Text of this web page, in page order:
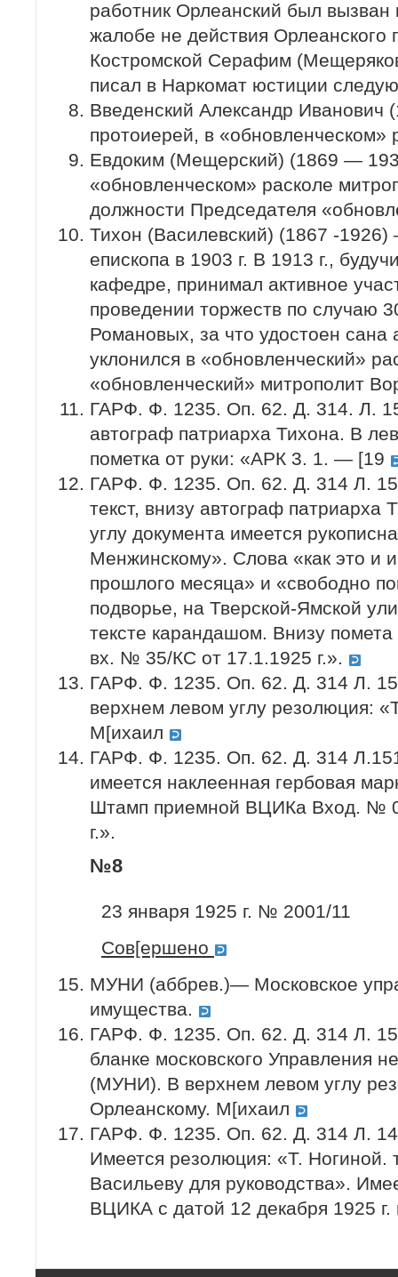
работник Орлеанский был вызван
жалобе не действия Орлеанского
Костромской Серафим
писал в Наркомат юстиции
Введенский Александр
протоиерей, в «обновленческом»
Евдоким (Мещерский) (1869 —
«обновленческом» расколе
должности Председателя
Тихон (Василевский) (1867 -
епископа в 1903 г. В 1913 г.,
кафедре, принимал активное
проведении торжеств по случаю
Романовых, за что удостоен сана
уклонился в «обновленческий»
«обновленческий» митрополит
ГАРФ. Ф. 1235. Оп. 62. Д. 314. Л.
автограф патриарха Тихона. В
пометка от руки: «АРК 3. 1. — [19
ГАРФ. Ф. 1235. Оп. 62. Д. 314 Л.
текст, внизу автограф
углу документа имеется
Менжинскому». Слова «как это и
прошлого месяца» и «свободно
подворье, на Тверской-Ямской
тексте карандашом. Внизу
вх. № 35/КС от 17.1.1925 г.».
ГАРФ. Ф. 1235. Оп. 62. Д. 314 Л.
верхнем левом углу резолюция:
М[ихаил
ГАРФ. Ф. 1235. Оп. 62. Д. 314
имеется наклеенная гербовая
Штамп приемной ВЦИКа Вход. №
г.».
№8
23 января 1925 г. № 2001/11
Сов[ершено
МУНИ (аббрев.)— Московское
имущества.
ГАРФ. Ф. 1235. Оп. 62. Д. 314 Л.
бланке московского Управления
(МУНИ). В верхнем левом углу
Орлеанскому. М[ихаил
ГАРФ. Ф. 1235. Оп. 62. Д. 314 Л.
Имеется резолюция: «Т. Ногиной.
Васильеву для руководства».
ВЦИКА с датой 12 декабря 1925